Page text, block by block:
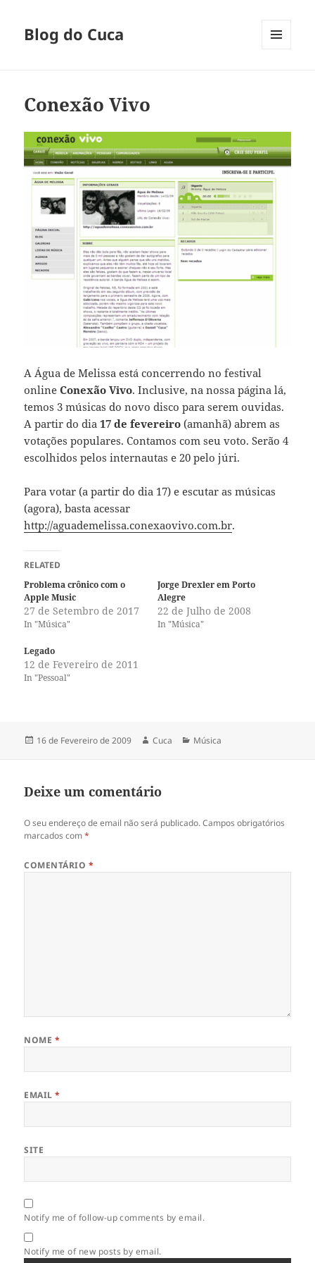
Blog do Cuca
Conexão Vivo
A Água de Melissa está concerrendo no festival
onlineConexão Vivo. Inclusive, na nossa página lá,
temos 3 músicas do novo disco para serem ouvidas.
A partir do dia17 de fevereiro (amanhã) abrem as
votações populares. Contamos com seu voto. Serão 4
escolhidos pelos internautas e 20 pelo júri.
Para votar (a partir do dia 17) e escutar as músicas
(agora), basta acessar
http://aguademelissa.conexaovivo.com.br.
RELATED
Problema crônico com o
Apple Music
27 de Setembro de 2017
In "Música"
Jorge Drexler em Porto
Alegre
22 de Julho de 2008
In "Música"
Legado
12 de Fevereiro de 2011
In "Pessoal"
Publicado
16 de Fevereiro de 2009 Autor
Cuca Categorias
Música
Deixe um comentário
O seu endereço de email não será publicado. Campos obrigatórios
marcados com*
COMENTÁRIO *
NOME *
EMAIL*
SITE
Notify me of follow-up comments by email.
Notify me of new posts by email.